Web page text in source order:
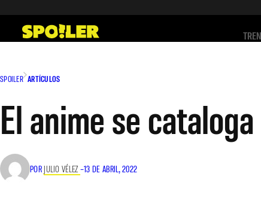
contenido
SPOILER ARTÍCULOS
El anime se
POR JULIO VÉLEZ –13 DE ABRIL, 2022